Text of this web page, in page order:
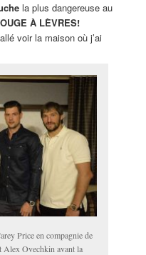
la plus dangereuse au
À LÈVRES!
voir la maison où j’ai
Price en compagnie de
Alex Ovechkin avant la